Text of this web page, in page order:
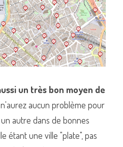
un très bon moyen de
n'aurez aucun problème pour
autre dans de bonnes
étant une ville "plate", pas